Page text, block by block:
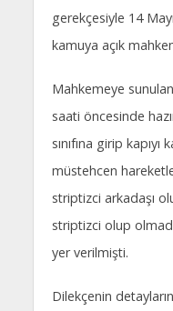
gerekçesiyle 14
kamuya açık
Mahkemeye
saati öncesinde
sınıfına girip kapıyı
müstehcen
striptizci arkadaşı
striptizci olup
yer verilmişti.
Dilekçenin